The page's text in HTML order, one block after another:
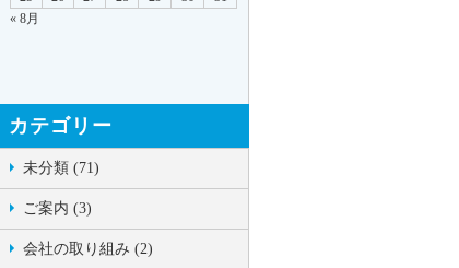
« 8月
カテゴリー
未分類 (71)
ご案内 (3)
会社の取り組み (2)